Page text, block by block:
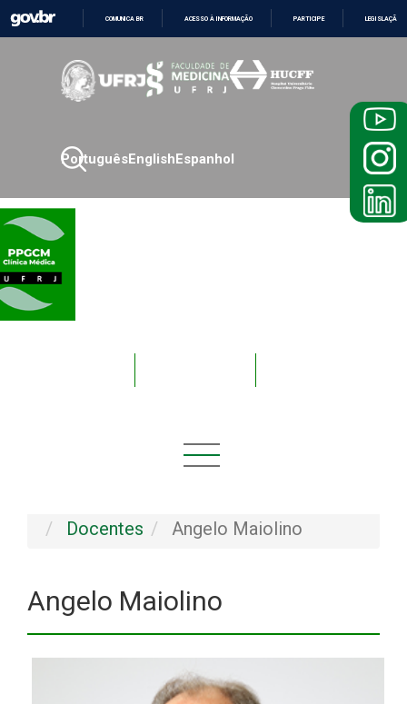
O
CONTEÚDO
COMUNICA BR ACESSO À INFORMAÇÃO PARTICIPE LEGISLAÇÃO
PortuguêsEnglishEspanhol
Docentes
Angelo Maiolino
Angelo Maiolino